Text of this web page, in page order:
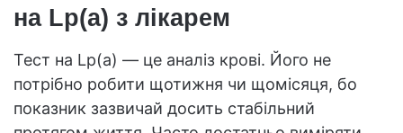
на Lp(a) з лікарем
Тест на Lp(a) — це аналіз крові. Його не
потрібно робити щотижня чи щомісяця, бо
показник зазвичай досить стабільний